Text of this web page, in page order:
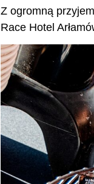
Z ogromną
Race Hotel